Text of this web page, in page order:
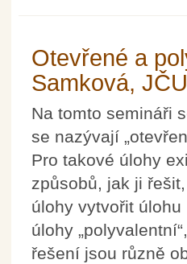
Otevřené a
Samková,
Na tomto semináři
se nazývají
Pro takové úlohy
způsobů, jak ji
úlohy vytvořit
úlohy
řešení jsou různě